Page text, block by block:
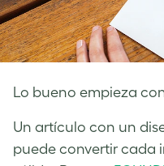
Lo bueno empieza
Un artículo con un
puede convertir cada